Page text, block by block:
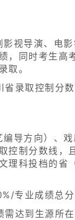
视导演、电
，同时考生高
取。
录取控制分
导方向）、
控制分数线，
理科投档的
专业成绩总分
达到生源所